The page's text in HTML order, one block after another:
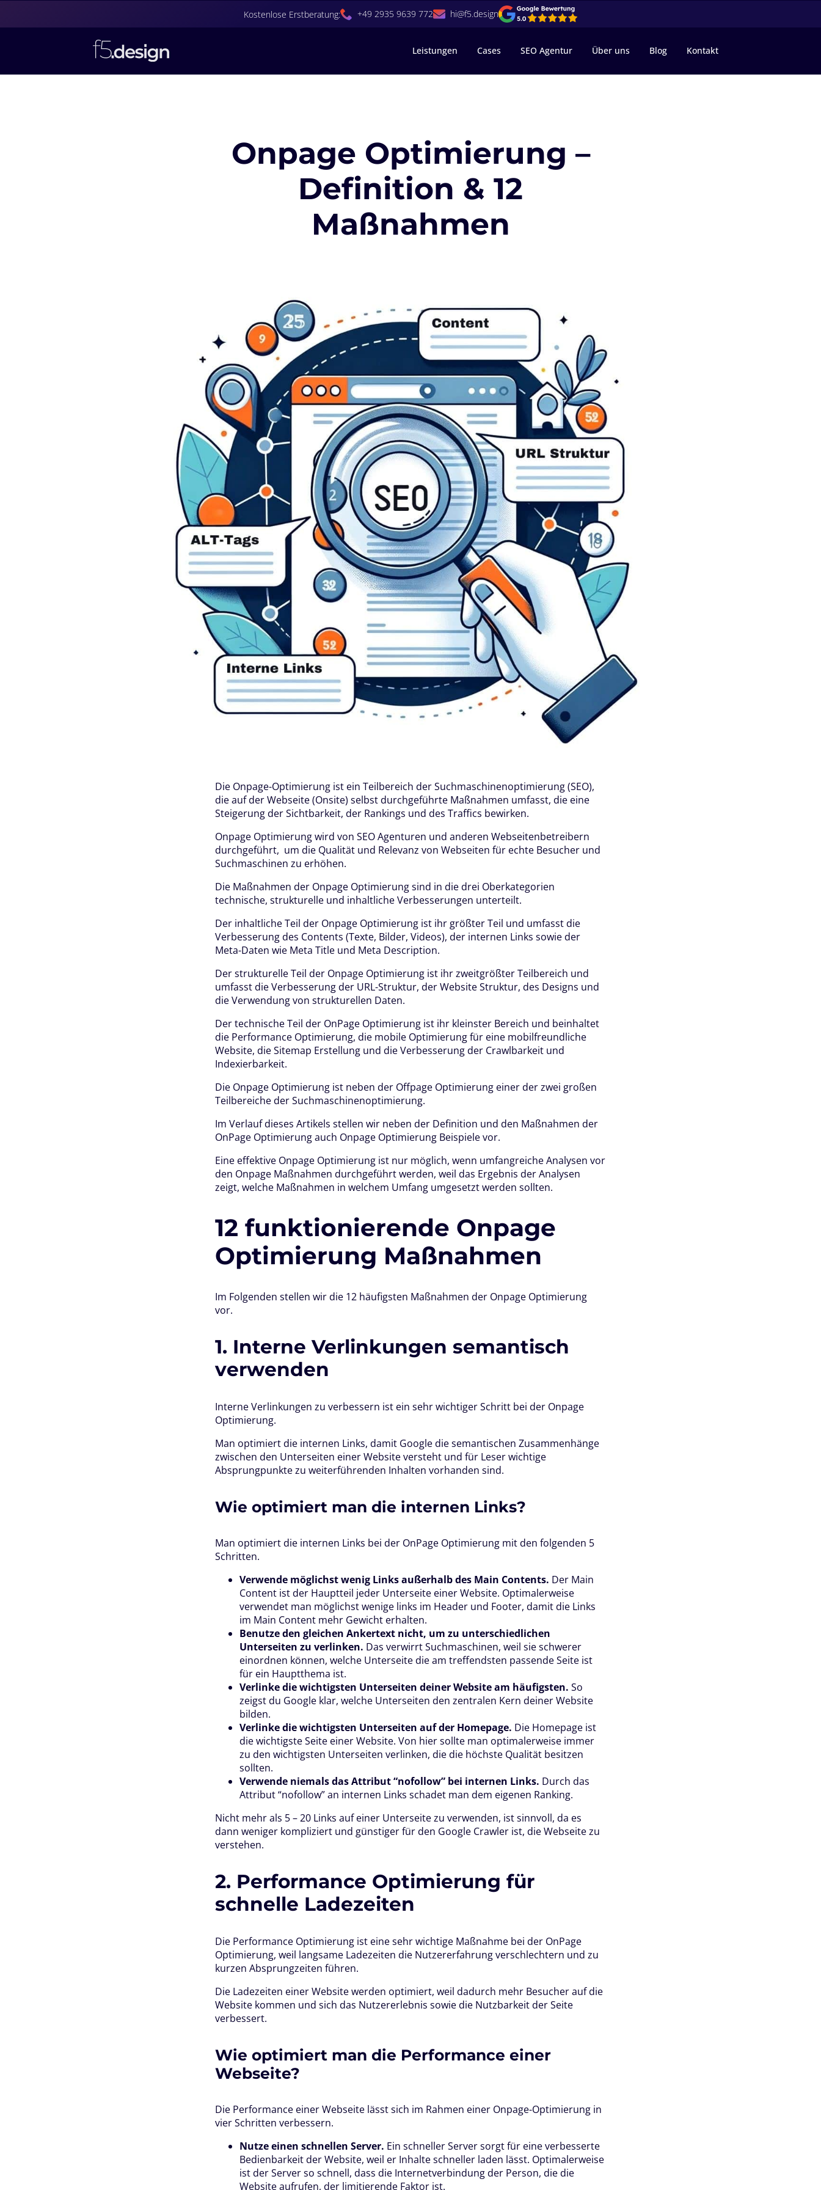
Kostenlose Erstberatung: +49 2935 9639 772 hi@f5.design
Leistungen Cases SEO Agentur Über uns Blog Kontakt
Onpage Optimierung –
Definition & 12
Maßnahmen
Die Onpage-Optimierung ist ein Teilbereich der Suchmaschinenoptimierung (SEO),
die auf der Webseite (Onsite) selbst durchgeführte Maßnahmen umfasst, die eine
Steigerung der Sichtbarkeit, der Rankings und des Traffics bewirken.
Onpage Optimierung wird von SEO Agenturen und anderen Webseitenbetreibern
durchgeführt, um die Qualität und Relevanz von Webseiten für echte Besucher und
Suchmaschinen zu erhöhen.
Die Maßnahmen der Onpage Optimierung sind in die drei Oberkategorien
technische, strukturelle und inhaltliche Verbesserungen unterteilt.
Der inhaltliche Teil der Onpage Optimierung ist ihr größter Teil und umfasst die
Verbesserung des Contents (Texte, Bilder, Videos), der internen Links sowie der
Meta-Daten wie Meta Title und Meta Description.
Der strukturelle Teil der Onpage Optimierung ist ihr zweitgrößter Teilbereich und
umfasst die Verbesserung der URL-Struktur, der Website Struktur, des Designs und
die Verwendung von strukturellen Daten.
Der technische Teil der OnPage Optimierung ist ihr kleinster Bereich und beinhaltet
die Performance Optimierung, die mobile Optimierung für eine mobilfreundliche
Website, die Sitemap Erstellung und die Verbesserung der Crawlbarkeit und
Indexierbarkeit.
Die Onpage Optimierung ist neben der Offpage Optimierung einer der zwei großen
Teilbereiche der Suchmaschinenoptimierung.
Im Verlauf dieses Artikels stellen wir neben der Definition und den Maßnahmen der
OnPage Optimierung auch Onpage Optimierung Beispiele vor.
Eine effektive Onpage Optimierung ist nur möglich, wenn umfangreiche Analysen vor
den Onpage Maßnahmen durchgeführt werden, weil das Ergebnis der Analysen
zeigt, welche Maßnahmen in welchem Umfang umgesetzt werden sollten.
12 funktionierende Onpage
Optimierung Maßnahmen
Im Folgenden stellen wir die 12 häufigsten Maßnahmen der Onpage Optimierung
vor.
1. Interne Verlinkungen semantisch
verwenden
Interne Verlinkungen zu verbessern ist ein sehr wichtiger Schritt bei der Onpage
Optimierung.
Man optimiert die internen Links, damit Google die semantischen Zusammenhänge
zwischen den Unterseiten einer Website versteht und für Leser wichtige
Absprungpunkte zu weiterführenden Inhalten vorhanden sind.
Wie optimiert man die internen Links?
Man optimiert die internen Links bei der OnPage Optimierung mit den folgenden 5
Schritten.
Verwende möglichst wenig Links außerhalb des Main Contents. Der Main
Content ist der Hauptteil jeder Unterseite einer Website. Optimalerweise
verwendet man möglichst wenige links im Header und Footer, damit die Links
im Main Content mehr Gewicht erhalten.
Benutze den gleichen Ankertext nicht, um zu unterschiedlichen
Unterseiten zu verlinken. Das verwirrt Suchmaschinen, weil sie schwerer
einordnen können, welche Unterseite die am treffendsten passende Seite ist
für ein Hauptthema ist.
Verlinke die wichtigsten Unterseiten deiner Website am häufigsten. So
zeigst du Google klar, welche Unterseiten den zentralen Kern deiner Website
bilden.
Verlinke die wichtigsten Unterseiten auf der Homepage. Die Homepage ist
die wichtigste Seite einer Website. Von hier sollte man optimalerweise immer
zu den wichtigsten Unterseiten verlinken, die die höchste Qualität besitzen
sollten.
Verwende niemals das Attribut “nofollow” bei internen Links. Durch das
Attribut “nofollow” an internen Links schadet man dem eigenen Ranking.
Nicht mehr als 5 – 20 Links auf einer Unterseite zu verwenden, ist sinnvoll, da es
dann weniger kompliziert und günstiger für den Google Crawler ist, die Webseite zu
verstehen.
2. Performance Optimierung für
schnelle Ladezeiten
Die Performance Optimierung ist eine sehr wichtige Maßnahme bei der OnPage
Optimierung, weil langsame Ladezeiten die Nutzererfahrung verschlechtern und zu
kurzen Absprungzeiten führen.
Die Ladezeiten einer Website werden optimiert, weil dadurch mehr Besucher auf die
Website kommen und sich das Nutzererlebnis sowie die Nutzbarkeit der Seite
verbessert.
Wie optimiert man die Performance einer
Webseite?
Die Performance einer Webseite lässt sich im Rahmen einer Onpage-Optimierung in
vier Schritten verbessern.
Nutze einen schnellen Server. Ein schneller Server sorgt für eine verbesserte
Bedienbarkeit der Website, weil er Inhalte schneller laden lässt. Optimalerweise
ist der Server so schnell, dass die Internetverbindung der Person, die die
Website aufrufen, der limitierende Faktor ist.